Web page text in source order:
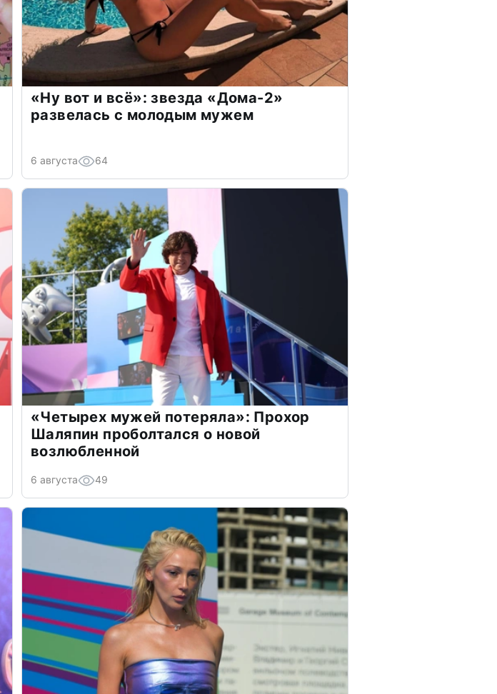
«Ну вот и всё»: звезда «Дома-2»
развелась с молодым мужем
6 августа 64
«Четырех мужей потеряла»: Прохор
Шаляпин проболтался о новой
возлюбленной
6 августа 49